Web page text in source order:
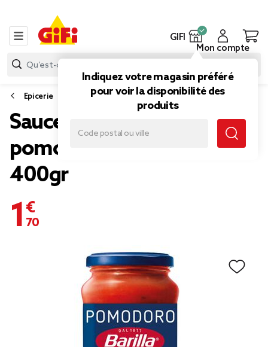
GIFI
Indiquez votre magasin préféré
pour voir la disponibilité des
produits
Mon compte
Epicerie
Sauce tomate Barilla
pomodoro rouge pot
400gr
1,70 €